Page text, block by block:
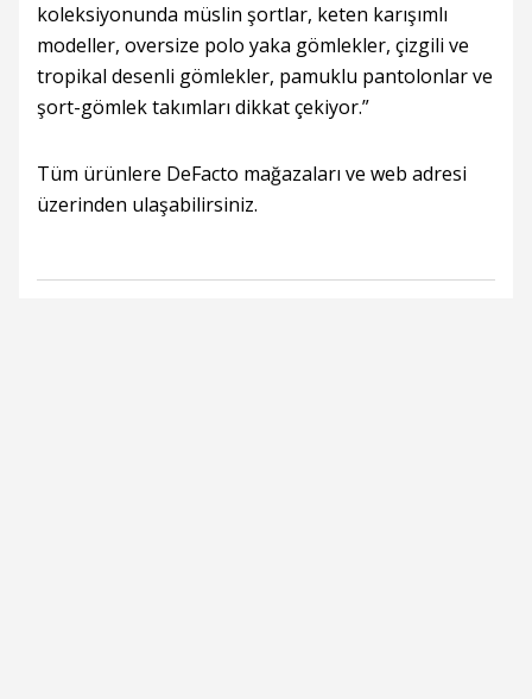
koleksiyonunda müslin şortlar, keten karışımlı
modeller, oversize polo yaka gömlekler, çizgili ve
tropikal desenli gömlekler, pamuklu pantolonlar ve
şort-gömlek takımları dikkat çekiyor.”
Tüm ürünlere DeFacto mağazaları ve web adresi
üzerinden ulaşabilirsiniz.